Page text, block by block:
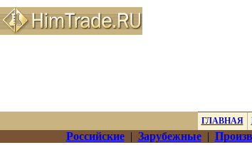
ГЛАВНАЯ
Российские| Зарубежные|